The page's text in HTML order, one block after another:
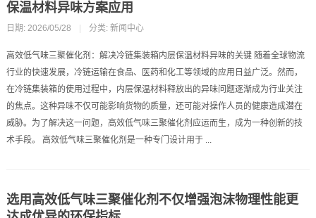
保温材料异味方案应用
日期: 2026/05/28 分类: 新闻中心
高效低气味三聚催化剂：解决冷链集装箱内层保温材料异味的关键 随着全球物流
行业的快速发展，冷链运输在食品、医药和化工等领域的应用日益广泛。然而，
在冷链集装箱的使用过程中，内层保温材料释放出的异味问题逐渐成为行业关注
的焦点。这种异味不仅可能影响货物的质量，还可能对操作人员的健康造成潜在
威胁。为了解决这一问题，高效低气味三聚催化剂应运而生，成为一种创新的技
术手段。 高效低气味三聚催化剂是一种专门设计用于 ...
选用高效低气味三聚催化剂不仅增强泡沫物理性能更